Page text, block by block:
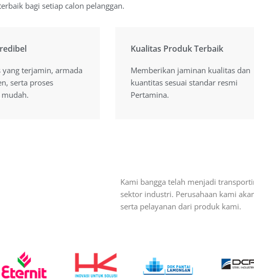
bagi setiap calon pelanggan.
terjamin, armada
serta proses
terjamin, armada
serta proses
Kualitas Produk Terbaik
Memberikan jaminan kualitas dan
kuantitas sesuai standar resmi
Pertamina.
Kualitas Produk Terbaik
Memberikan jaminan kualitas dan
kuantitas sesuai standar resmi
Pertamina.
Kami bangga telah menjadi
sektor industri. Perusahaan kami
serta pelayanan dari produk kami.